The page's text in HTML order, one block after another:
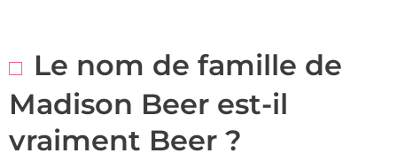
Le nom de famille de
Madison Beer est-il
vraiment Beer ?